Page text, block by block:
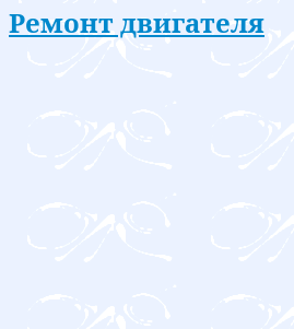
Ремонт двигателя